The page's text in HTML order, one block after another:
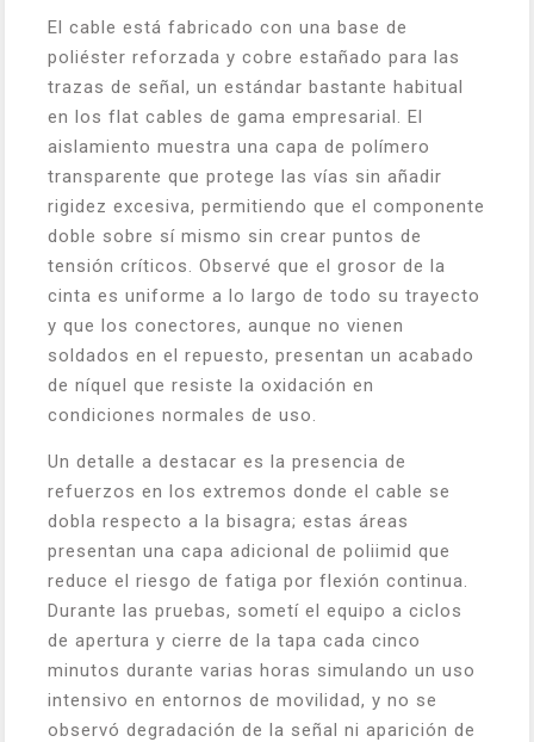
El cable está fabricado con una base de
poliéster reforzada y cobre estañado para las
trazas de señal, un estándar bastante habitual
en los flat cables de gama empresarial. El
aislamiento muestra una capa de polímero
transparente que protege las vías sin añadir
rigidez excesiva, permitiendo que el componente
doble sobre sí mismo sin crear puntos de
tensión críticos. Observé que el grosor de la
cinta es uniforme a lo largo de todo su trayecto
y que los conectores, aunque no vienen
soldados en el repuesto, presentan un acabado
de níquel que resiste la oxidación en
condiciones normales de uso.
Un detalle a destacar es la presencia de
refuerzos en los extremos donde el cable se
dobla respecto a la bisagra; estas áreas
presentan una capa adicional de poliimid que
reduce el riesgo de fatiga por flexión continua.
Durante las pruebas, sometí el equipo a ciclos
de apertura y cierre de la tapa cada cinco
minutos durante varias horas simulando un uso
intensivo en entornos de movilidad, y no se
observó degradación de la señal ni aparición de